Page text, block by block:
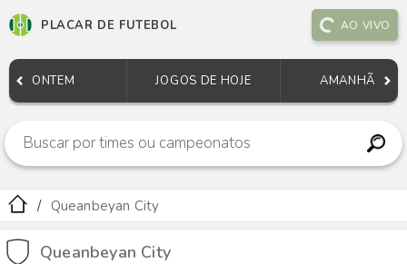
PLACAR DE FUTEBOL AO VIVO
ONTEM JOGOS DE HOJE AMANHÃ
Queanbeyan City
Queanbeyan City